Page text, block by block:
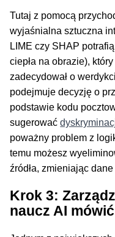
Tutaj z pomocą
wyjaśnialna sztuczna
LIME czy SHAP
ciepła na obrazie),
zadecydował o
podejmuje decyzję o
podstawie kodu
sugerować
poważny problem z
temu możesz
źródła, zmieniając
Krok 3:
naucz AI